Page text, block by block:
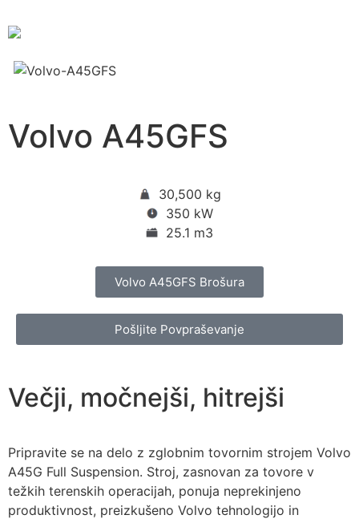
Volvo A45GFS
30,500 kg
350 kW
25.1 m3
Volvo A45GFS Brošura
Pošljite Povpraševanje
Večji, močnejši, hitrejši
Pripravite se na delo z zglobnim tovornim strojem Volvo
A45G Full Suspension. Stroj, zasnovan za tovore v
težkih terenskih operacijah, ponuja neprekinjeno
produktivnost, preizkušeno Volvo tehnologijo in